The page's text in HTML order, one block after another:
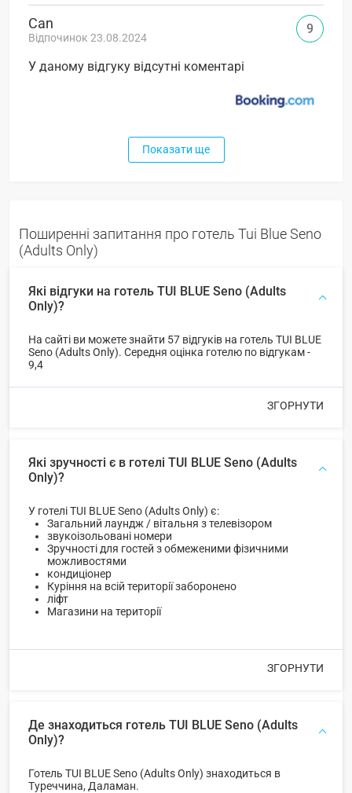
Can
Відпочинок 23.08.2024
У даному відгуку відсутні коментарі
9
Показати ще
Поширенні запитання про готель Tui Blue Seno
(Adults Only)
Які відгуки на готель TUI BLUE Seno (Adults
Only)?
На сайті ви можете знайти 57 відгуків на готель TUI BLUE
Seno (Adults Only). Середня оцінка готелю по відгукам -
9,4
ЗГОРНУТИ
Які зручності є в готелі TUI BLUE Seno (Adults
Only)?
У готелі TUI BLUE Seno (Adults Only) є:
Загальний лаундж / вітальня з телевізором
звукоізольовані номери
Зручності для гостей з обмеженими фізичними
можливостями
кондиціонер
Куріння на всій території заборонено
ліфт
Магазини на території
ЗГОРНУТИ
Де знаходиться готель TUI BLUE Seno (Adults
Only)?
Готель TUI BLUE Seno (Adults Only) знаходиться в
Туреччина, Даламан.